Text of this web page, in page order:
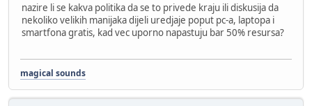
nazire li se kakva politika da se to privede kraju ili diskusija da
nekoliko velikih manijaka dijeli uredjaje poput pc-a, laptopa i
smartfona gratis, kad vec uporno napastuju bar 50% resursa?
magical sounds